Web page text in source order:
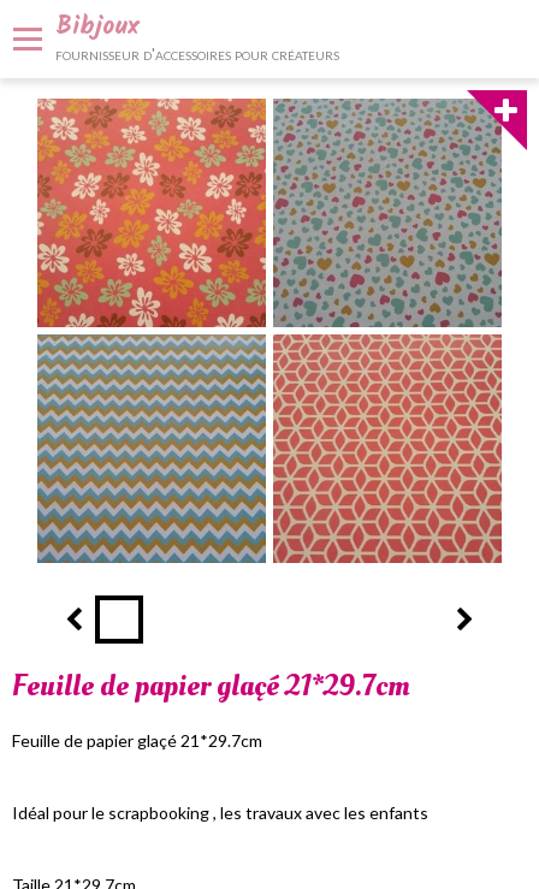
Bibjoux
fournisseur d'accessoires pour créateurs
Panier
Votre compte
Accueil
Fournitures et accessoires
Bijoux et décoration
Nos services
Contact
Feuille de papier glaçé 21*29.7cm
Feuille de papier glaçé 21*29.7cm
Idéal pour le scrapbooking , les travaux avec les enfants
Taille 21*29.7cm